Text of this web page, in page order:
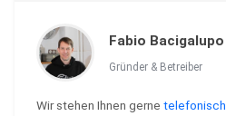
Fabio Bacigalupo
Gründer & Betreiber
Wir stehen Ihnen gerne telefonisch